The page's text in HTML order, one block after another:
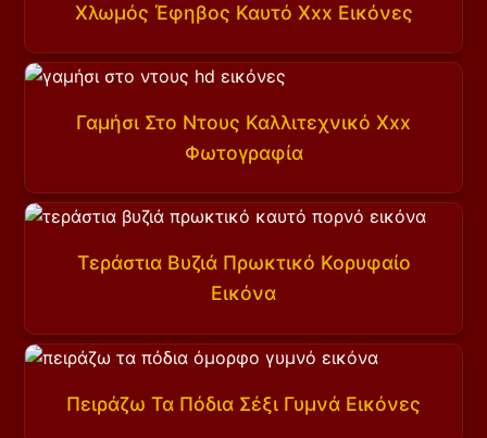
Χλωμός Έφηβος Καυτό Xxx Εικόνες
Γαμήσι Στο Ντους Καλλιτεχνικό Xxx
Φωτογραφία
Τεράστια Βυζιά Πρωκτικό Κορυφαίο
Εικόνα
Πειράζω Τα Πόδια Σέξι Γυμνά Εικόνες